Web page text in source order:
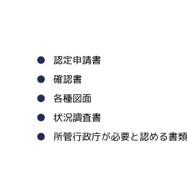
認定申請書
確認書
各種図面
状況調査書
所管行政庁が必要と認める書類